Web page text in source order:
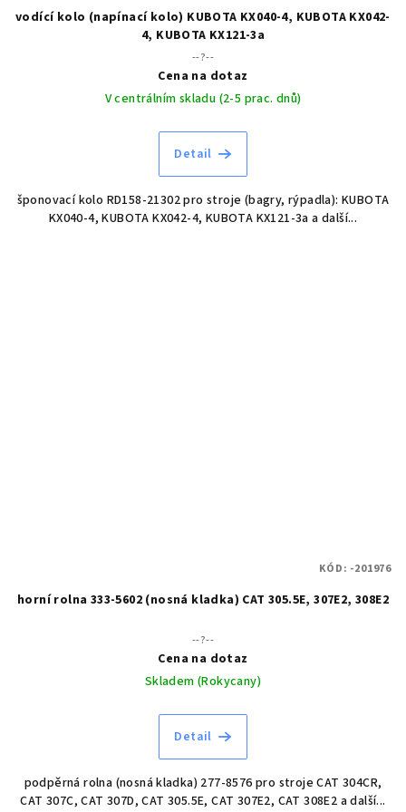
vodící kolo (napínací kolo) KUBOTA KX040-4, KUBOTA KX042-
4, KUBOTA KX121-3a
--?--
Cena na dotaz
V centrálním skladu (2-5 prac. dnů)
Detail
šponovací kolo RD158-21302 pro stroje (bagry, rýpadla): KUBOTA
KX040-4, KUBOTA KX042-4, KUBOTA KX121-3a a další...
horní rolna 333-5602 (nosná kladka) CAT 305.5E, 307E2, 308E2
--?--
Cena na dotaz
Skladem (Rokycany)
Detail
podpěrná rolna (nosná kladka) 277-8576 pro stroje CAT 304CR,
CAT 307C, CAT 307D, CAT 305.5E, CAT 307E2, CAT 308E2 a další...
KÓD: -201976